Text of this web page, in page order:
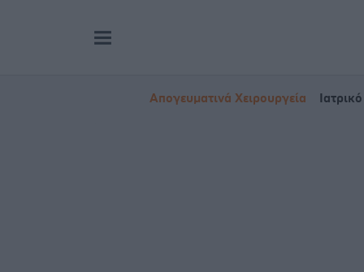
Απογευματινά Χειρουργεία